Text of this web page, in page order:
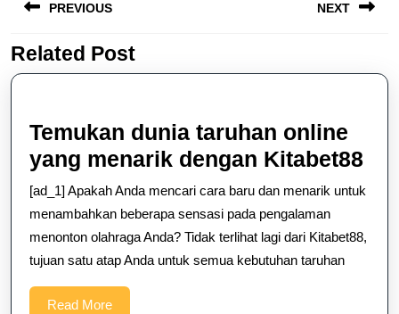
navigation
PREVIOUS
Previous
post:
NEXT
post:
Related Post
Temukan dunia taruhan online
yang menarik dengan Kitabet88
[ad_1] Apakah Anda mencari cara baru dan menarik untuk
menambahkan beberapa sensasi pada pengalaman
menonton olahraga Anda? Tidak terlihat lagi dari Kitabet88,
tujuan satu atap Anda untuk semua kebutuhan taruhan
Read MoreRead